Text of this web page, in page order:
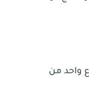
واحد من